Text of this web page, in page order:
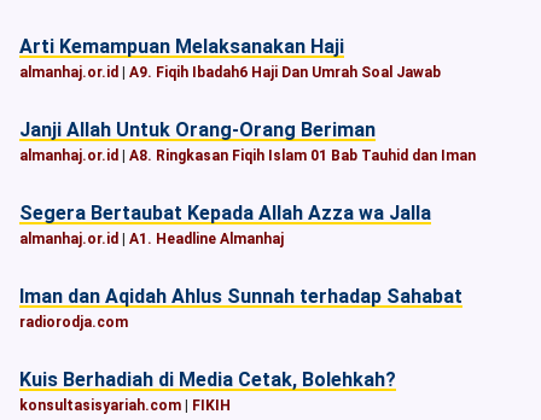
Arti Kemampuan Melaksanakan Haji
almanhaj.or.id A9. Fiqih Ibadah6 Haji Dan Umrah Soal Jawab
Janji Allah Untuk Orang-Orang Beriman
almanhaj.or.id A8. Ringkasan Fiqih Islam 01 Bab Tauhid dan Iman
Segera Bertaubat Kepada Allah Azza wa Jalla
almanhaj.or.id A1. Headline Almanhaj
Iman dan Aqidah Ahlus Sunnah terhadap Sahabat
radiorodja.com
Kuis Berhadiah di Media Cetak, Bolehkah?
konsultasisyariah.com FIKIH